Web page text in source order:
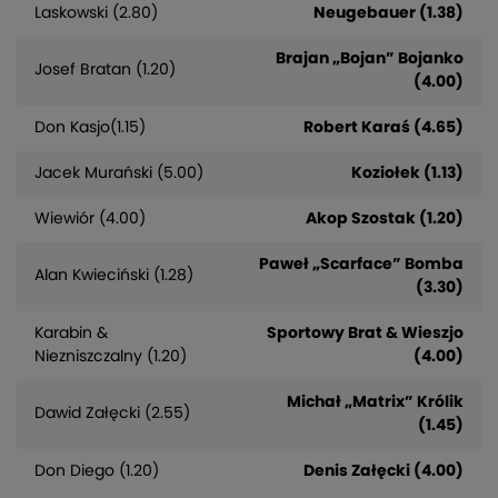
Laskowski (2.80) Neugebauer (1.38)
Josef Bratan (1.20)
Brajan „Bojan” Bojanko
(4.00)
Don Kasjo(1.15) Robert Karaś (4.65)
Jacek Murański (5.00) Koziołek (1.13)
Wiewiór (4.00) Akop Szostak (1.20)
Alan Kwieciński (1.28)
Paweł „Scarface” Bomba
(3.30)
Karabin &
Niezniszczalny (1.20)
Sportowy Brat & Wieszjo
(4.00)
Dawid Załęcki (2.55)
Michał „Matrix” Królik
(1.45)
Don Diego (1.20) Denis Załęcki (4.00)